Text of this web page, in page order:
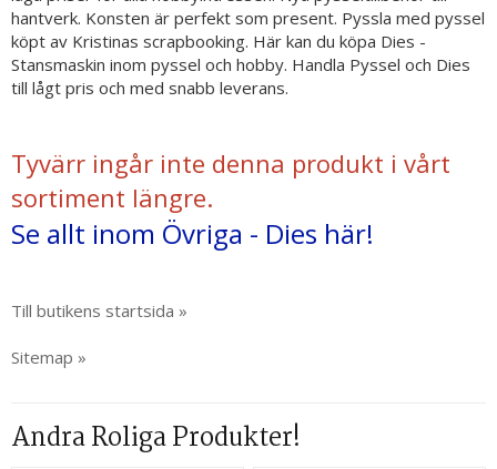
hantverk. Konsten är perfekt som present. Pyssla med pyssel
köpt av Kristinas scrapbooking. Här kan du köpa Dies -
Stansmaskin inom pyssel och hobby. Handla Pyssel och Dies
till lågt pris och med snabb leverans.
Tyvärr ingår inte denna produkt i vårt
sortiment längre.
Se allt inom Övriga - Dies här!
Till butikens startsida »
Sitemap »
Andra Roliga Produkter!